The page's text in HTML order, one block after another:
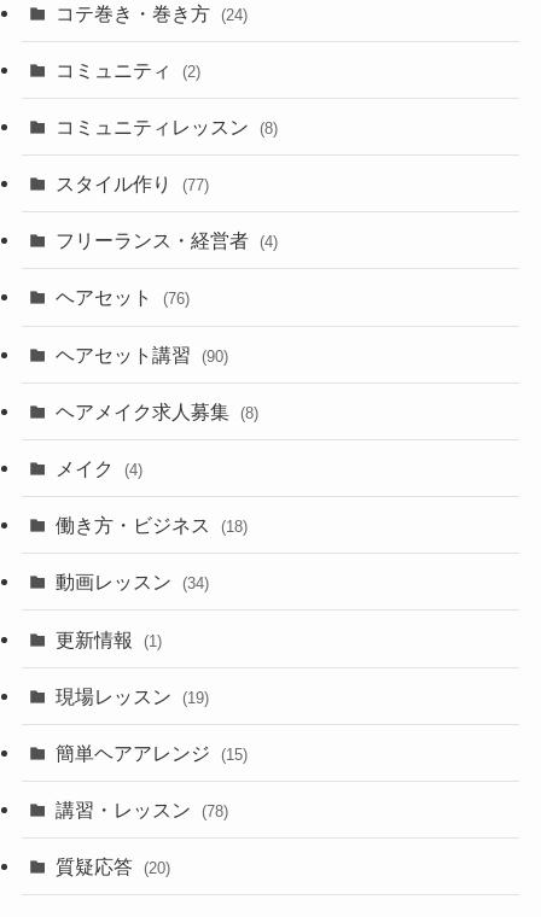
コテ巻き・巻き方 (24)
コミュニティ (2)
コミュニティレッスン (8)
スタイル作り (77)
フリーランス・経営者 (4)
ヘアセット (76)
ヘアセット講習 (90)
ヘアメイク求人募集 (8)
メイク (4)
働き方・ビジネス (18)
動画レッスン (34)
更新情報 (1)
現場レッスン (19)
簡単ヘアアレンジ (15)
講習・レッスン (78)
質疑応答 (20)